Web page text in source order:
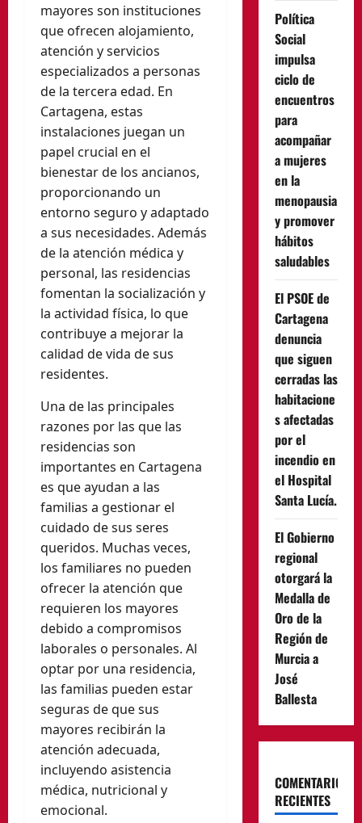
mayores son instituciones
que ofrecen alojamiento,
atención y servicios
especializados a personas
de la tercera edad. En
Cartagena, estas
instalaciones juegan un
papel crucial en el
bienestar de los ancianos,
proporcionando un
entorno seguro y adaptado
a sus necesidades. Además
de la atención médica y
personal, las residencias
fomentan la socialización y
la actividad física, lo que
contribuye a mejorar la
calidad de vida de sus
residentes.
Una de las principales
razones por las que las
residencias son
importantes en Cartagena
es que ayudan a las
familias a gestionar el
cuidado de sus seres
queridos. Muchas veces,
los familiares no pueden
ofrecer la atención que
requieren los mayores
debido a compromisos
laborales o personales. Al
optar por una residencia,
las familias pueden estar
seguras de que sus
mayores recibirán la
atención adecuada,
incluyendo asistencia
médica, nutricional y
emocional.
Política
Social
impulsa
ciclo de
encuentros
para
acompañar
a mujeres
en la
menopausia
y promover
hábitos
saludables
El PSOE de
Cartagena
denuncia
que siguen
cerradas las
habitacione
s afectadas
por el
incendio en
el Hospital
Santa Lucía.
El Gobierno
regional
otorgará la
Medalla de
Oro de la
Región de
Murcia a
José
Ballesta
COMENTARIOS
RECIENTES